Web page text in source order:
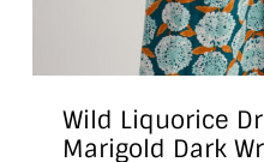
Wild Liquorice
Marigold Dark